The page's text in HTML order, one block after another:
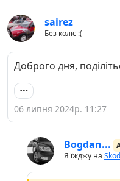
sairez
Без коліс :(
Доброго дня,
06 липня 2024р. 11:27
Bogdan...
Я їжджу на